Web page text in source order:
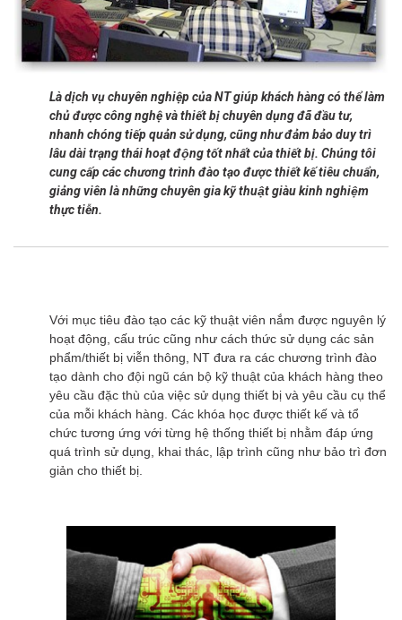
Là dịch vụ chuyên nghiệp của NT giúp khách hàng có thể làm
chủ được công nghệ và thiết bị chuyên dụng đã đầu tư,
nhanh chóng tiếp quản sử dụng, cũng như đảm bảo duy trì
lâu dài trạng thái hoạt động tốt nhất của thiết bị. Chúng tôi
cung cấp các chương trình đào tạo được thiết kế tiêu chuẩn,
giảng viên là những chuyên gia kỹ thuật giàu kinh nghiệm
thực tiễn.
Với mục tiêu đào tạo các kỹ thuật viên nắm được nguyên lý
hoạt động, cấu trúc cũng như cách thức sử dụng các sản
phẩm/thiết bị viễn thông, NT đưa ra các chương trình đào
tạo dành cho đội ngũ cán bộ kỹ thuật của khách hàng theo
yêu cầu đặc thù của việc sử dụng thiết bị và yêu cầu cụ thể
của mỗi khách hàng. Các khóa học được thiết kế và tổ
chức tương ứng với từng hệ thống thiết bị nhằm đáp ứng
quá trình sử dụng, khai thác, lập trình cũng như bảo trì đơn
giản cho thiết bị.